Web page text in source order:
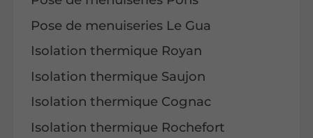
Pose de menuiseries Le Gua
Isolation thermique Royan
Isolation thermique Saujon
Isolation thermique Cognac
Isolation thermique Rochefort